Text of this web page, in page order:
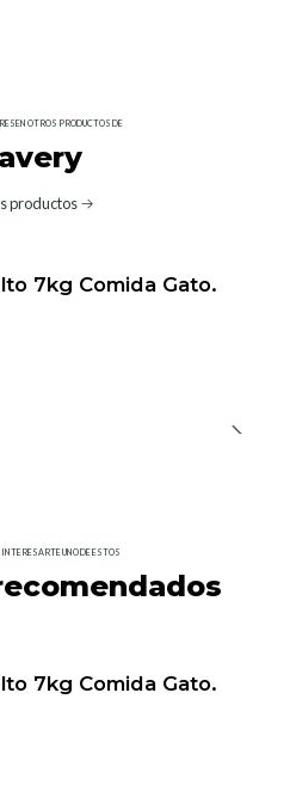
OTROS PRODUCTOS DE
productos
7kg Comida Gato.
UNO DE ESTOS
7kg Comida Gato.